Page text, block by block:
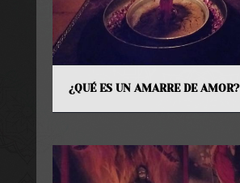
¿QUÉ ES UN AMARRE DE AMOR?